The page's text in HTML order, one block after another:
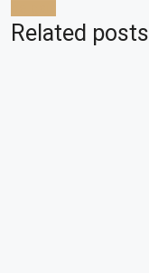
Related posts